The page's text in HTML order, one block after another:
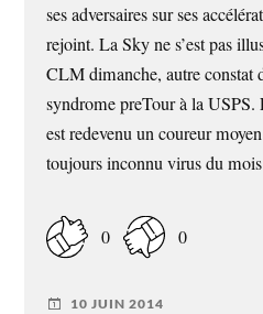
ses adversaires sur ses
rejoint. La Sky ne s’est pas
CLM dimanche, autre constat
syndrome preTour à la
est redevenu un coureur
toujours inconnu virus du
0 0
10 JUIN 2014